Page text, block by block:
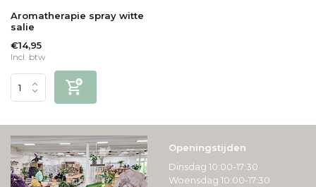
Aromatherapie spray witte
salie
€14,95
Incl. btw
Openingstijden
Dinsdag 10:00-17:30
Woensdag 10:00-17:30